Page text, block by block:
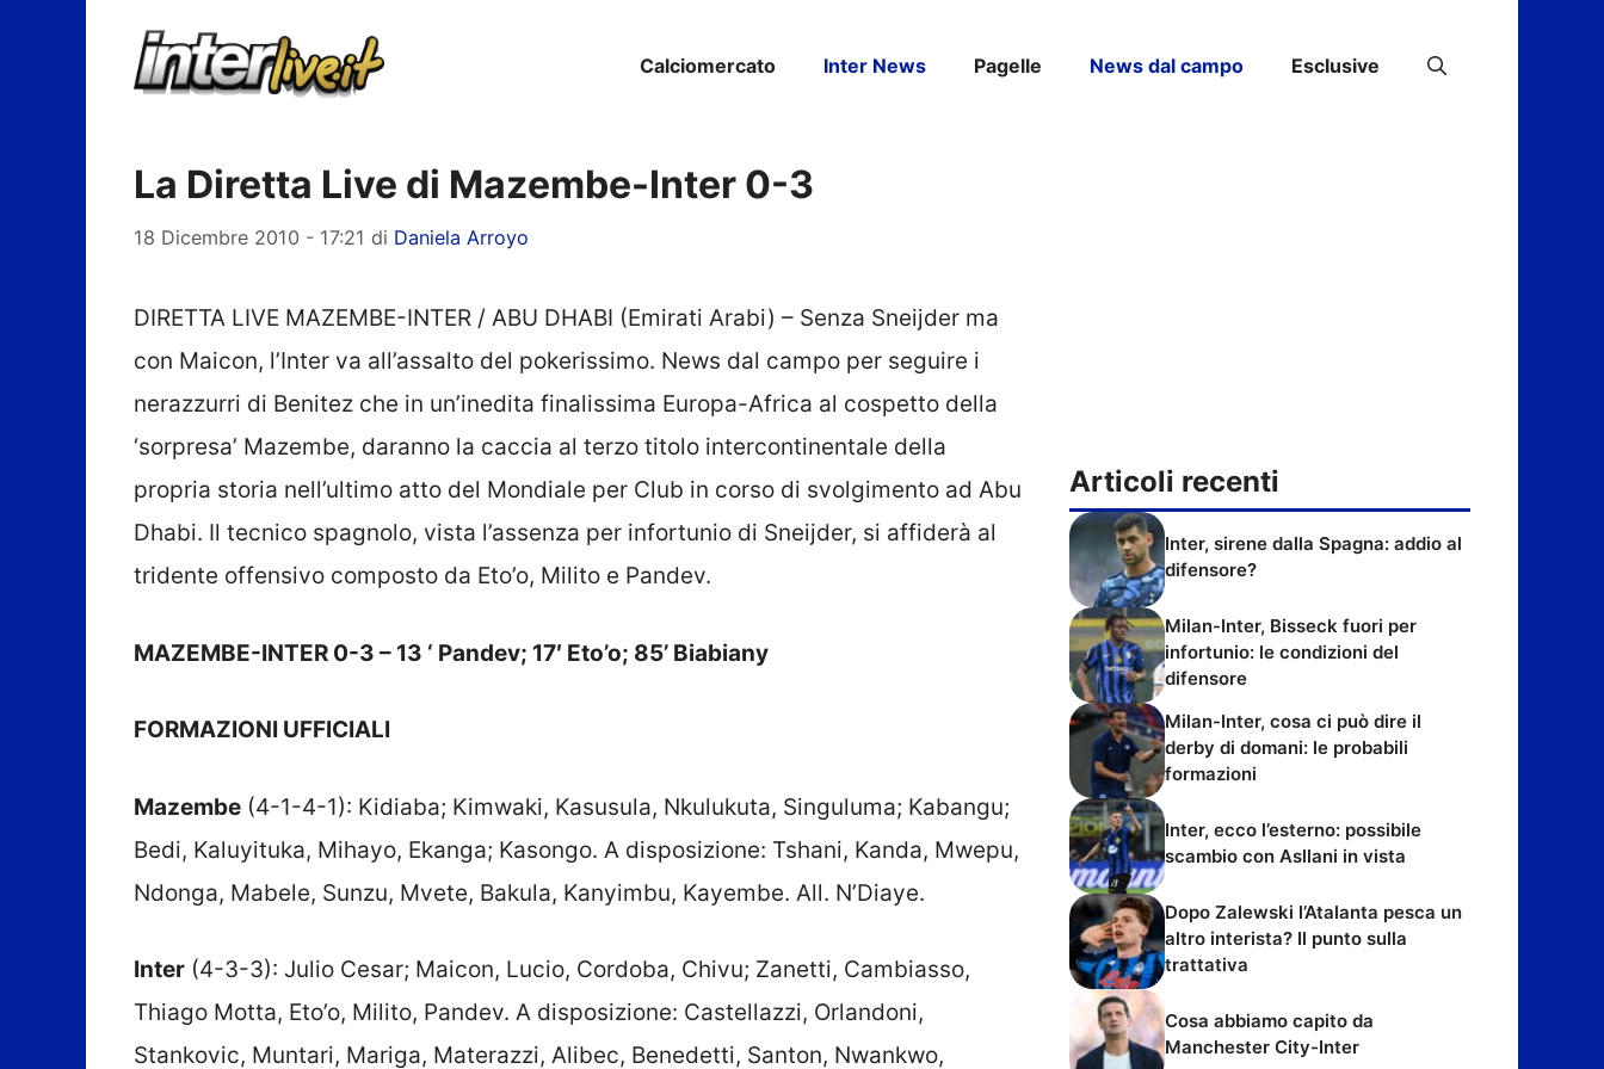
Calciomercato Inter News Pagelle News dal campo Esclusive
La Diretta Live di Mazembe-Inter 0-3
18 Dicembre 2010 - 17:21 di Daniela Arroyo
DIRETTA LIVE MAZEMBE-INTER / ABU DHABI (Emirati Arabi) – Senza Sneijder ma
con Maicon, l’Inter va all’assalto del pokerissimo. News dal campo per seguire i
nerazzurri di Benitez che in un’inedita finalissima Europa-Africa al cospetto della
‘sorpresa’ Mazembe, daranno la caccia al terzo titolo intercontinentale della
propria storia nell’ultimo atto del Mondiale per Club in corso di svolgimento ad Abu
Dhabi. Il tecnico spagnolo, vista l’assenza per infortunio di Sneijder, si affiderà al
tridente offensivo composto da Eto’o, Milito e Pandev.
MAZEMBE-INTER 0-3 – 13 ‘ Pandev; 17′ Eto’o; 85’ Biabiany
FORMAZIONI UFFICIALI
Mazembe (4-1-4-1): Kidiaba; Kimwaki, Kasusula, Nkulukuta, Singuluma; Kabangu;
Bedi, Kaluyituka, Mihayo, Ekanga; Kasongo. A disposizione: Tshani, Kanda, Mwepu,
Ndonga, Mabele, Sunzu, Mvete, Bakula, Kanyimbu, Kayembe. All. N’Diaye.
Inter (4-3-3): Julio Cesar; Maicon, Lucio, Cordoba, Chivu; Zanetti, Cambiasso,
Thiago Motta, Eto’o, Milito, Pandev. A disposizione: Castellazzi, Orlandoni,
Stankovic, Muntari, Mariga, Materazzi, Alibec, Benedetti, Santon, Nwankwo,
Articoli recenti
Inter, sirene dalla Spagna: addio al
difensore?
Milan-Inter, Bisseck fuori per
infortunio: le condizioni del
difensore
Milan-Inter, cosa ci può dire il
derby di domani: le probabili
formazioni
Inter, ecco l’esterno: possibile
scambio con Asllani in vista
Dopo Zalewski l’Atalanta pesca un
altro interista? Il punto sulla
trattativa
Cosa abbiamo capito da
Manchester City-Inter